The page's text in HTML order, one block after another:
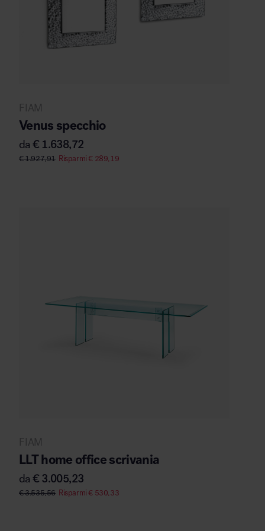
FIAM
Venus specchio
da€ 1.638,72
€1.927,91 Risparmi€ 289,19
FIAM
LLT home office scrivania
da€ 3.005,23
€3.535,56 Risparmi€ 530,33